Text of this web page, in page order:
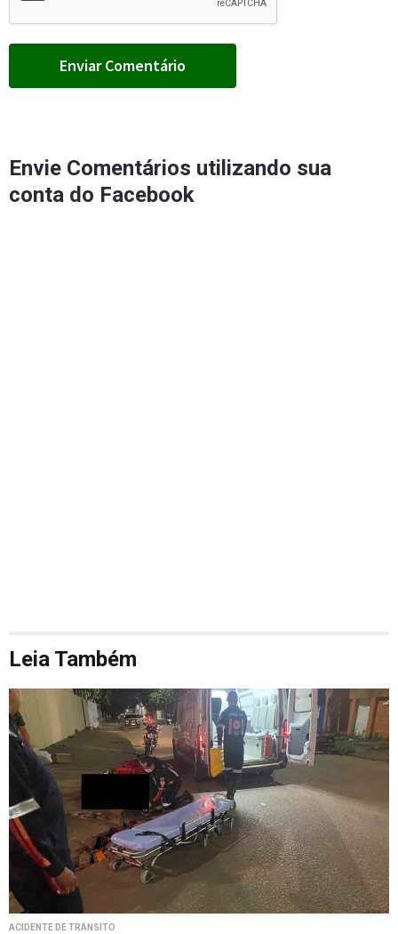
Envie Comentários utilizando sua
conta do Facebook
Leia Também
ACIDENTE DE TRÂNSITO